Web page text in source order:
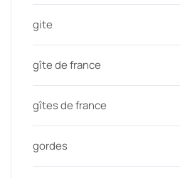
gite
gîte de france
gîtes de france
gordes